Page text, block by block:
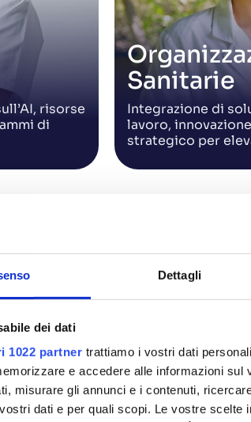
Dettagli
dei dati
1022 partner trattiamo i vostri dati
e accedere alle informazioni
misurare gli annunci e i contenuti,
dati e per quali scopi. Le vostre scelte
risorse
di
Sanitarie
Integrazione di
lavoro,
strategico per